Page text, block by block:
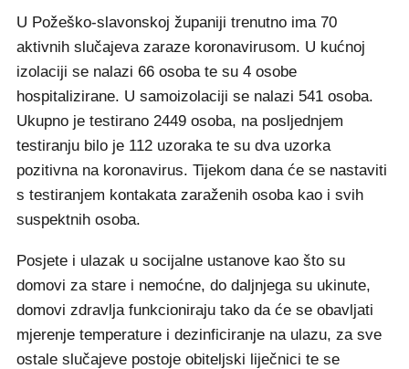
U Požeško-slavonskoj županiji trenutno ima 70
aktivnih slučajeva zaraze koronavirusom. U kućnoj
izolaciji se nalazi 66 osoba te su 4 osobe
hospitalizirane. U samoizolaciji se nalazi 541 osoba.
Ukupno je testirano 2449 osoba, na posljednjem
testiranju bilo je 112 uzoraka te su dva uzorka
pozitivna na koronavirus. Tijekom dana će se nastaviti
s testiranjem kontakata zaraženih osoba kao i svih
suspektnih osoba.
Posjete i ulazak u socijalne ustanove kao što su
domovi za stare i nemoćne, do daljnjega su ukinute,
domovi zdravlja funkcioniraju tako da će se obavljati
mjerenje temperature i dezinficiranje na ulazu, za sve
ostale slučajeve postoje obiteljski liječnici te se